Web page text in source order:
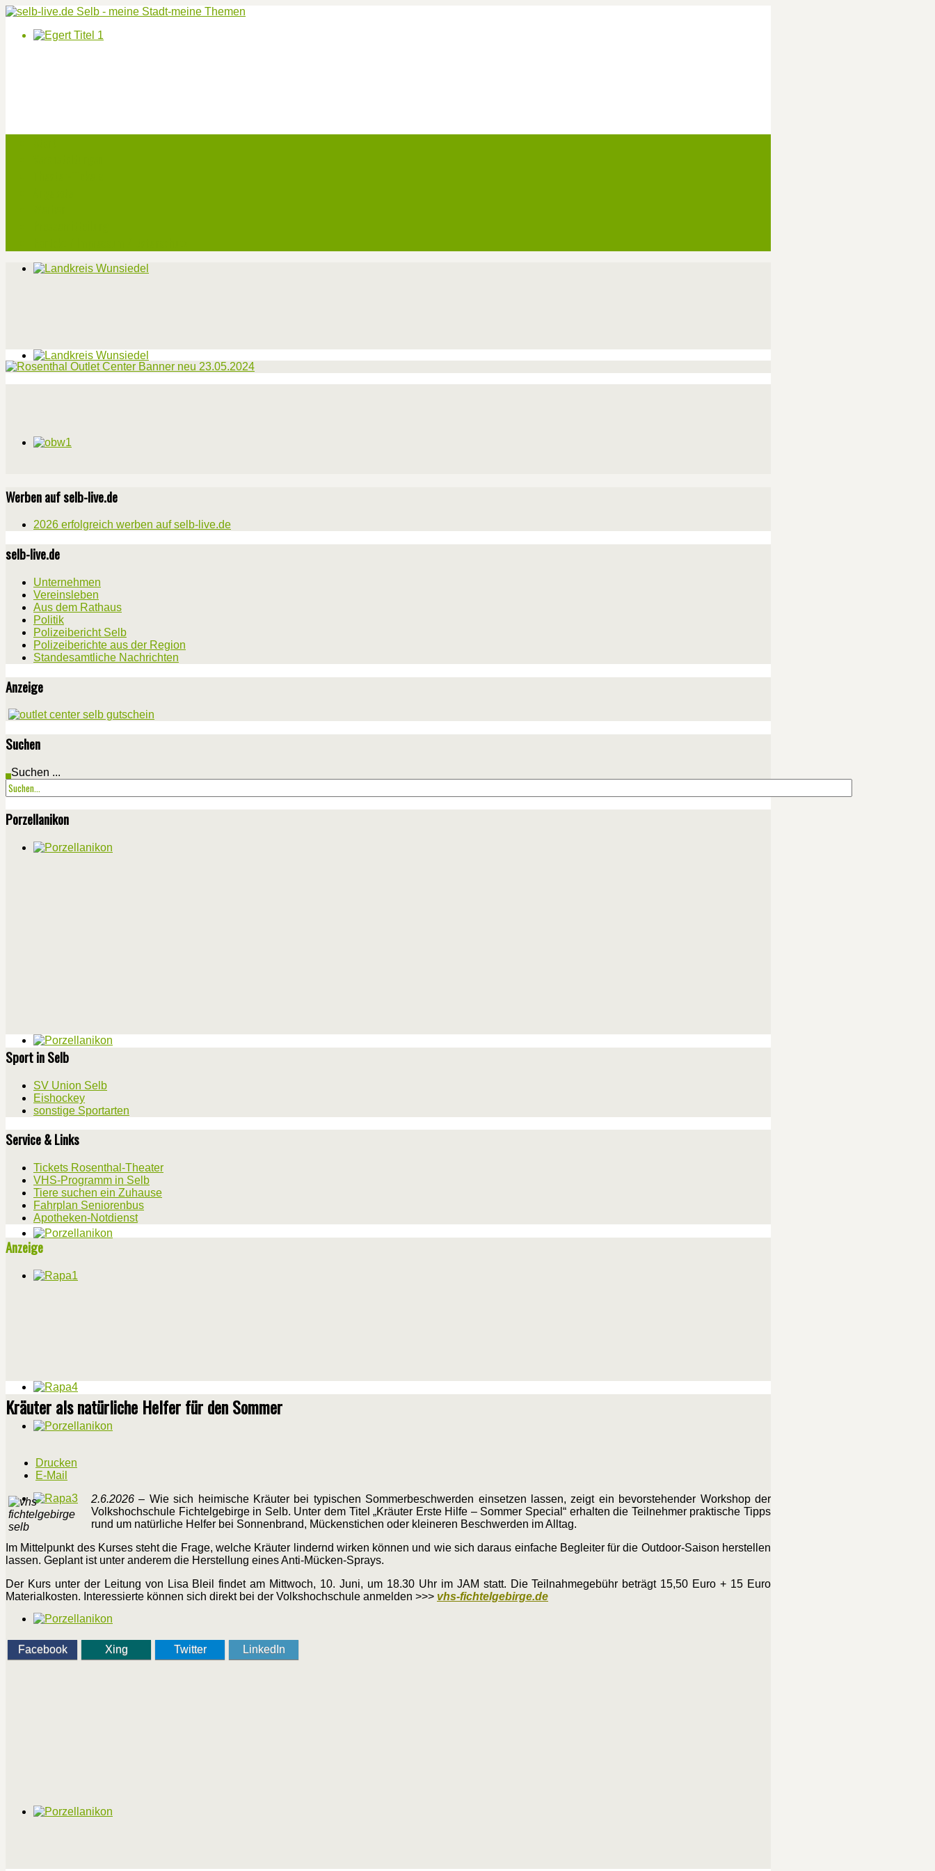
Werben auf selb-live.de
2026 erfolgreich werben auf selb-live.de
selb-live.de
Unternehmen
Vereinsleben
Aus dem Rathaus
Politik
Polizeibericht Selb
Polizeiberichte aus der Region
Standesamtliche Nachrichten
Anzeige
Suchen
Suchen ...
Porzellanikon
Sport in Selb
SV Union Selb
Eishockey
sonstige Sportarten
Service & Links
Tickets Rosenthal-Theater
VHS-Programm in Selb
Tiere suchen ein Zuhause
Fahrplan Seniorenbus
Apotheken-Notdienst
Anzeige
Kräuter als natürliche Helfer für den Sommer
Drucken
E-Mail
2.6.2026 – Wie sich heimische Kräuter bei typischen Sommerbeschwerden einsetzen lassen, zeigt ein bevorstehender Workshop der
Volkshochschule Fichtelgebirge in Selb. Unter dem Titel „Kräuter Erste Hilfe – Sommer Special“ erhalten die Teilnehmer praktische Tipps
rund um natürliche Helfer bei Sonnenbrand, Mückenstichen oder kleineren Beschwerden im Alltag.
Im Mittelpunkt des Kurses steht die Frage, welche Kräuter lindernd wirken können und wie sich daraus einfache Begleiter für die Outdoor-Saison herstellen
lassen. Geplant ist unter anderem die Herstellung eines Anti-Mücken-Sprays.
Der Kurs unter der Leitung von Lisa Bleil findet am Mittwoch, 10. Juni, um 18.30 Uhr im JAM statt. Die Teilnahmegebühr beträgt 15,50 Euro + 15 Euro
Materialkosten. Interessierte können sich direkt bei der Volkshochschule anmelden >>> vhs-fichtelgebirge.de
Facebook Xing Twitter LinkedIn